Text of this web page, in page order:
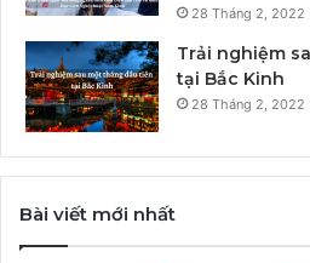
28 Tháng 2, 2022
Trải nghiệm
tại Bắc Kinh
28 Tháng 2, 2022
Bài viết mới nhất